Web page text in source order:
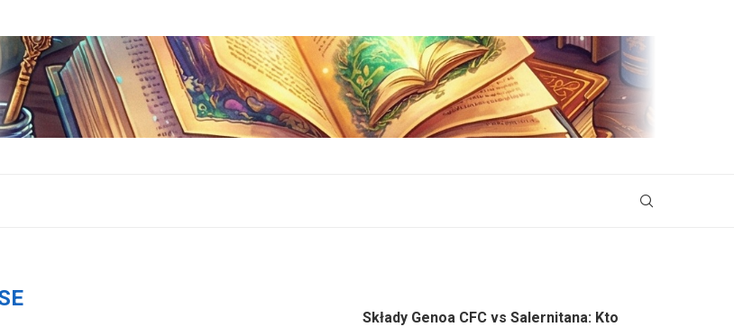
Składy Genoa CFC vs Salernitana: Kto